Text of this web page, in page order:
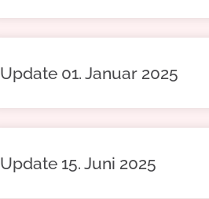
Update 01. Januar 2025
Update 15. Juni 2025